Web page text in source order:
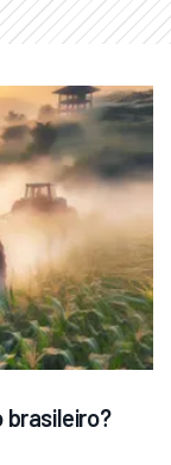
brasileiro?